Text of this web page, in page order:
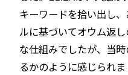
キーワードを拾い出し
ルに基づいてオウム返
な仕組みでしたが、当
るかのように感じられま